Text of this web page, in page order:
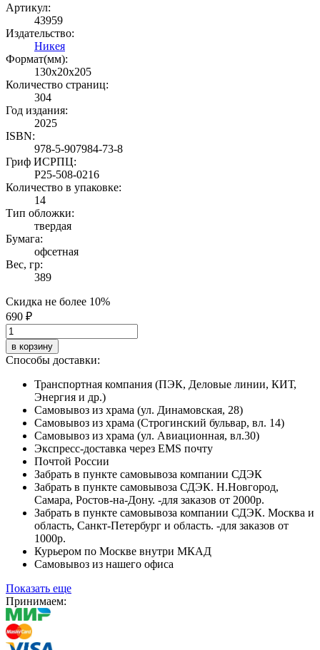
Артикул:
43959
Издательство:
Никея
Формат(мм):
130x20x205
Количество страниц:
304
Год издания:
2025
ISBN:
978-5-907984-73-8
Гриф ИСРПЦ:
Р25-508-0216
Количество в упаковке:
14
Тип обложки:
твердая
Бумага:
офсетная
Вес, гр:
389
Скидка не более 10%
690 ₽
в корзину
Способы доставки:
Транспортная компания (ПЭК, Деловые линии, КИТ,
Энергия и др.)
Самовывоз из храма (ул. Динамовская, 28)
Самовывоз из храма (Строгинский бульвар, вл. 14)
Самовывоз из храма (ул. Авиационная, вл.30)
Экспресс-доставка через EMS почту
Почтой России
Забрать в пункте самовывоза компании СДЭК
Забрать в пункте самовывоза СДЭК. Н.Новгород,
Самара, Ростов-на-Дону. -для заказов от 2000р.
Забрать в пункте самовывоза компании СДЭК. Москва и
область, Санкт-Петербург и область. -для заказов от
1000р.
Курьером по Москве внутри МКАД
Самовывоз из нашего офиса
Показать еще
Принимаем: